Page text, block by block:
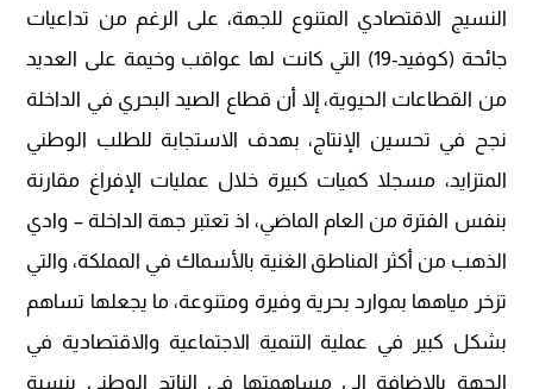
النسيج الاقتصادي المتنوع للجهة، على الرغم من تداعيات
جائحة (كوفيد-19) التي كانت لها عواقب وخيمة على العديد
من القطاعات الحيوية، إلا أن قطاع الصيد البحري في الداخلة
نجح في تحسين الإنتاج، بهدف الاستجابة للطلب الوطني
المتزايد، مسجلا كميات كبيرة خلال عمليات الإفراغ مقارنة
بنفس الفترة من العام الماضي، اذ تعتبر جهة الداخلة – وادي
الذهب من أكثر المناطق الغنية بالأسماك في المملكة، والتي
تزخر مياهها بموارد بحرية وفيرة ومتنوعة، ما يجعلها تساهم
بشكل كبير في عملية التنمية الاجتماعية والاقتصادية في
الجهة بالاضافة الى مساهمتها في الناتج الوطني بنسبة